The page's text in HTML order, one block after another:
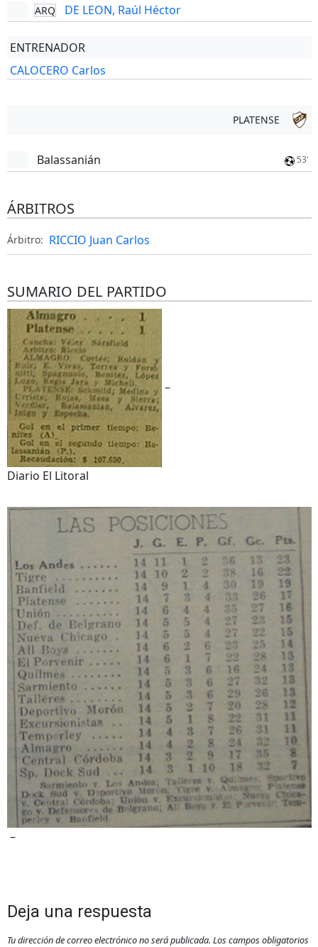
ARQ DE LEON, Raúl Héctor
ENTRENADOR
CALOCERO Carlos
PLATENSE
Balassanián 53'
ÁRBITROS
Árbitro: RICCIO Juan Carlos
SUMARIO DEL PARTIDO
–
Diario El Litoral
–
Deja una respuesta
Tu dirección de correo electrónico no será publicada. Los campos obligatorios